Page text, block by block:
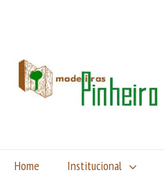
Home Institucional